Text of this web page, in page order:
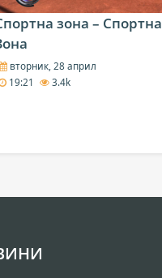
зона – Спортна
вторник, 28 април
19:21
3.4k